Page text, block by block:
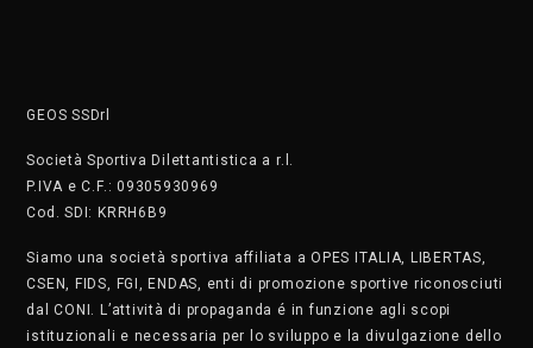
GEOS SSDrl
Società Sportiva Dilettantistica a r.l.
P.IVA e C.F.: 09305930969
Cod. SDI: KRRH6B9
Siamo una società sportiva affiliata a OPES ITALIA, LIBERTAS,
CSEN, FIDS, FGI, ENDAS, enti di promozione sportive riconosciuti
dal CONI. L’attività di propaganda é in funzione agli scopi
istituzionali e necessaria per lo sviluppo e la divulgazione dello